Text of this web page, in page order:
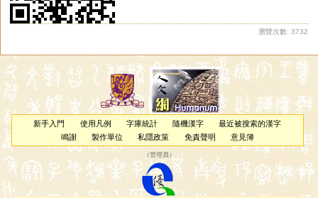
瀏覽次數: 3732
新手入門 使用凡例 字庫統計 隨機漢字
最近被搜索的漢字
鳴謝
製作單位 私隱政策 免責聲明 意見簿
（管理員 ）